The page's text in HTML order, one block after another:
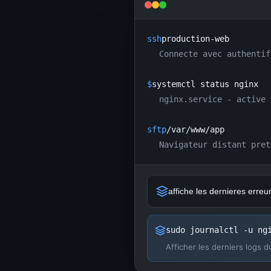
sshproduction-web
Connecte avec
$systemctl status nginx
nginx.service - active
sftp/var/www/app
Navigateur distant pret
sudo journalctl -u
Afficher les derniers logs